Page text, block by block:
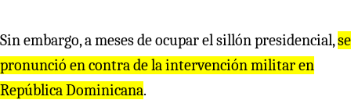
Sin embargo, a meses de ocupar el sillón presidencial,se
pronunció en contra de la intervención militaren
República Dominicana.